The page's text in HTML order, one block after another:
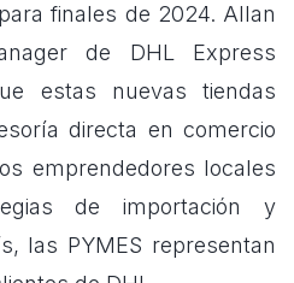
finales de 2024. Allan
de DHL Express
estas nuevas tiendas
directa en comercio
emprendedores locales
de importación y
las PYMES representan